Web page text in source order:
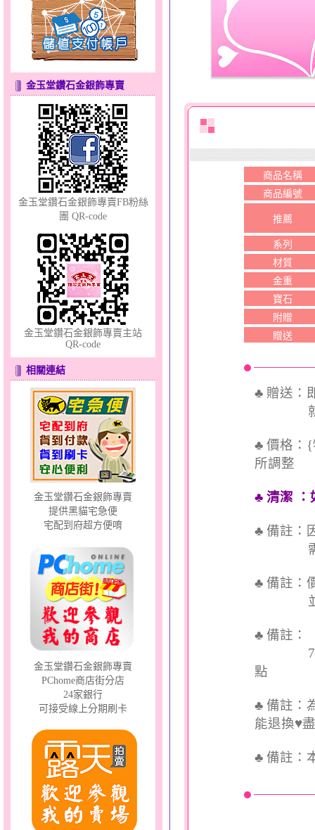
十字架～小黃金套鍊
幸福依戀～金銀鋼套鍊
幸福溫暖～金銀鋼套鍊
金玉堂鑽石金銀飾專賣
金玉堂鑽石金銀飾專賣FB粉絲
團 QR-code
金玉堂鑽石金銀飾專賣主站
QR-code
相關連結
金玉堂鑽石金銀飾專賣
提供黑貓宅急便
宅配到府超方便唷
金玉堂鑽石金銀飾專賣
PChome商店街分店
24家銀行
可接受線上分期刷卡
商品名稱
商品編號
推薦
系列
材質
金重
寶石
附贈
贈送
♣ 贈送：
就送
♣ 價格：{
所調整
♣ 清潔 ：
♣ 備註：
需依實
♣ 備註：
並交付
♣ 備註：
7個工
點
♣ 備註：
能退換♥
♣ 備註：